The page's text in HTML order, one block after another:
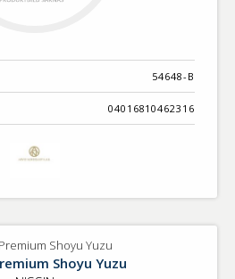
54648-B
04016810462316
Shoyu Yuzu
Shoyu Yuzu